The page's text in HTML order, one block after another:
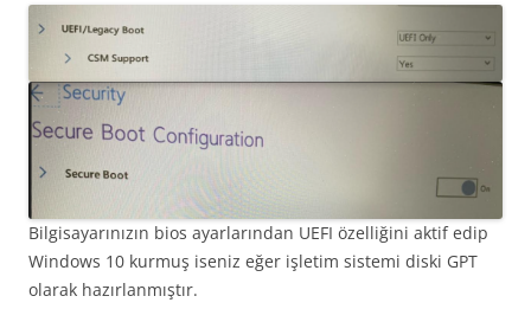
Bilgisayarınızın bios ayarlarından UEFI özelliğini aktif edip
Windows 10 kurmuş iseniz eğer işletim sistemi diski GPT
olarak hazırlanmıştır.